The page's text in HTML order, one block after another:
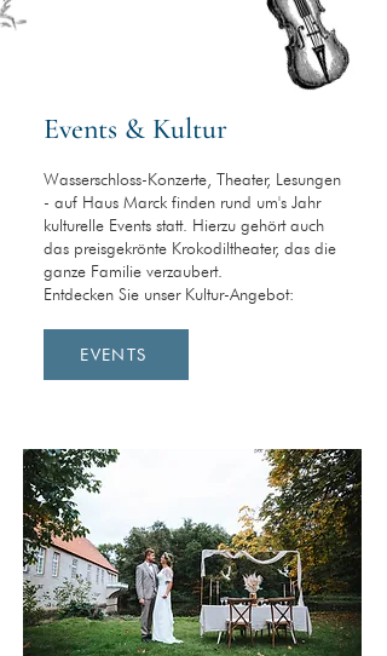
Events & Kultur
Wasserschloss-Konzerte, Theater, Lesungen
- auf Haus Marck finden rund um's Jahr
kulturelle Events statt. Hierzu gehört auch
das preisgekrönte Krokodiltheater, das die
ganze Familie verzaubert.
Entdecken Sie unser Kultur-Angebot:
EVENTS